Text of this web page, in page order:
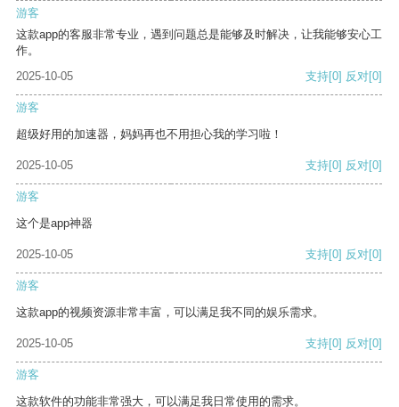
游客
这款app的客服非常专业，遇到问题总是能够及时解决，让我能够安心工
作。
2025-10-05
支持[0] 反对[0]
游客
超级好用的加速器，妈妈再也不用担心我的学习啦！
2025-10-05 支持[0] 反对[0]
游客
这个是app神器
2025-10-05 支持[0] 反对[0]
游客
这款app的视频资源非常丰富，可以满足我不同的娱乐需求。
2025-10-05 支持[0] 反对[0]
游客
这款软件的功能非常强大，可以满足我日常使用的需求。